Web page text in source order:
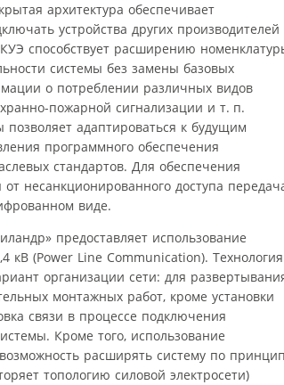
архитектура обеспечивает
устройства других производителей
способствует расширению
системы без замены базовых
о потреблении различных видов
пожарной сигнализации и т. п.
адаптироваться к будущим
программного обеспечения
стандартов. Для обеспечения
несанкционированного доступа
виде.
предоставляет использование
кВ (Power Line Communication). Технология
организации сети: для
монтажных работ, кроме установки
связи в процессе подключения
Кроме того, использование
расширять систему по
топологию силовой электросети)